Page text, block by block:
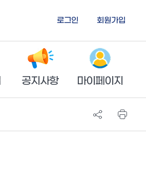
로그인 회원가입
공지사항 마이페이지